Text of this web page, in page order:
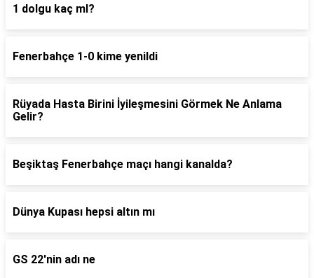
1 dolgu kaç ml?
Fenerbahçe 1-0 kime yenildi
Rüyada Hasta Birini İyileşmesini Görmek Ne Anlama
Gelir?
Beşiktaş Fenerbahçe maçı hangi kanalda?
Dünya Kupası hepsi altın mı
GS 22'nin adı ne